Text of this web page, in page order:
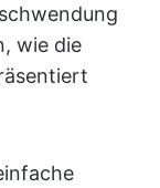
wie die